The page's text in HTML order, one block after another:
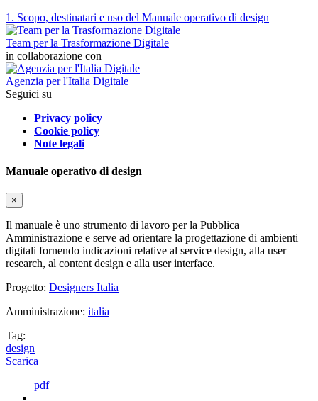
1. Scopo, destinatari e uso del Manuale operativo di design
Team per la Trasformazione Digitale
in collaborazione con
Agenzia per l'Italia Digitale
Seguici su
Privacy policy
Cookie policy
Note legali
Manuale operativo di design
×
Il manuale è uno strumento di lavoro per la Pubblica
Amministrazione e serve ad orientare la progettazione di ambienti
digitali fornendo indicazioni relative al service design, alla user
research, al content design e alla user interface.
Progetto: Designers Italia
Amministrazione: italia
Tag:
design
Scarica
pdf